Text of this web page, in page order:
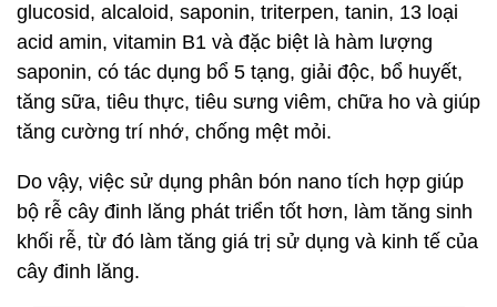
glucosid, alcaloid, saponin, triterpen, tanin, 13 loại
acid amin, vitamin B1 và đặc biệt là hàm lượng
saponin, có tác dụng bổ 5 tạng, giải độc, bổ huyết,
tăng sữa, tiêu thực, tiêu sưng viêm, chữa ho và giúp
tăng cường trí nhớ, chống mệt mỏi.
Do vậy, việc sử dụng phân bón nano tích hợp giúp
bộ rễ cây đinh lăng phát triển tốt hơn, làm tăng sinh
khối rễ, từ đó làm tăng giá trị sử dụng và kinh tế của
cây đinh lăng.